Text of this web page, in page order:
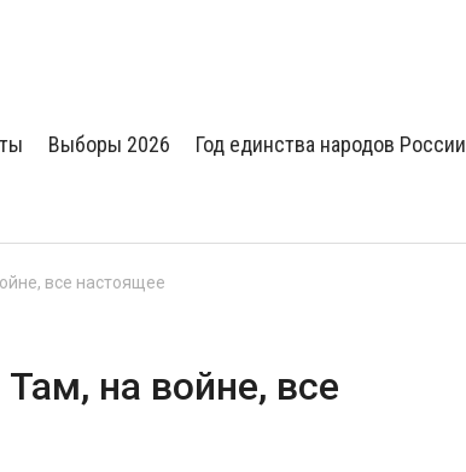
Выборы 2026 Год единства народов России
все настоящее
на войне, все